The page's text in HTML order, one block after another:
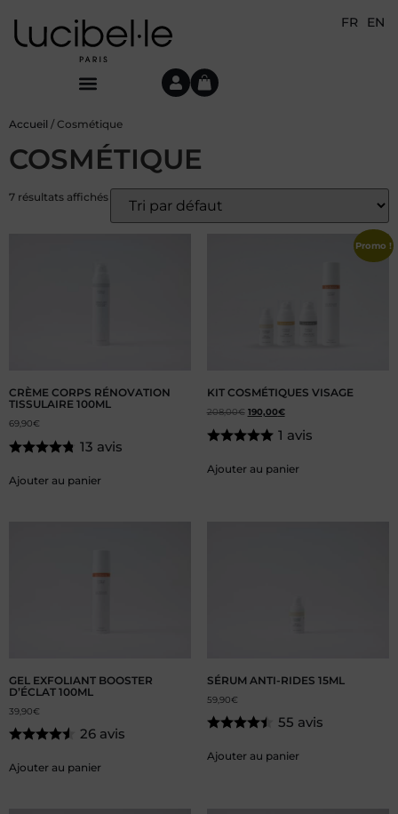
FR EN
Accueil / Cosmétique
COSMÉTIQUE
7 résultats affichés
CRÈME CORPS RÉNOVATION
TISSULAIRE 100ML
69,90€
13 avis
Ajouter au panier
Promo !
KIT COSMÉTIQUES VISAGE
208,00€ 190,00€
1 avis
Ajouter au panier
GEL EXFOLIANT BOOSTER
D’ÉCLAT 100ML
39,90€
26 avis
Ajouter au panier
SÉRUM ANTI-RIDES 15ML
59,90€
55 avis
Ajouter au panier